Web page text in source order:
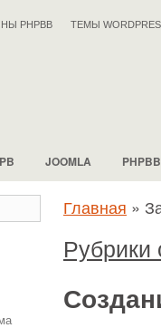
PHPBB ТЕМЫ
JOOMLA PHPBB
Главная »
Рубрики